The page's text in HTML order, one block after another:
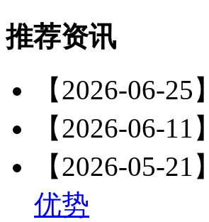
推荐资讯
【2026-06-25】
【2026-06-11】
【2026-05-21】
优势